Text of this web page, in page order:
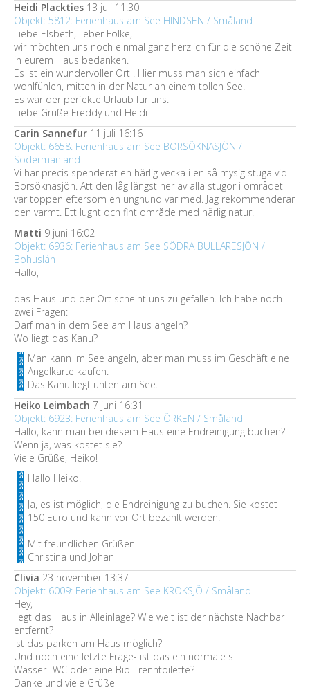
Heidi Plackties 13 juli 11:30
Objekt: 5812: Ferienhaus am See HINDSEN / Småland
Liebe Elsbeth, lieber Folke,
wir möchten uns noch einmal ganz herzlich für die schöne Zeit
in eurem Haus bedanken.
Es ist ein wundervoller Ort . Hier muss man sich einfach
wohlfühlen, mitten in der Natur an einem tollen See.
Es war der perfekte Urlaub für uns.
Liebe Grüße Freddy und Heidi
Carin Sannefur 11 juli 16:16
Objekt: 6658: Ferienhaus am See BORSÖKNASJÖN /
Södermanland
Vi har precis spenderat en härlig vecka i en så mysig stuga vid
Borsöknasjön. Att den låg längst ner av alla stugor i området
var toppen eftersom en unghund var med. Jag rekommenderar
den varmt. Ett lugnt och fint område med härlig natur.
Matti 9 juni 16:02
Objekt: 6936: Ferienhaus am See SÖDRA BULLARESJÖN /
Bohuslän
Hallo,
das Haus und der Ort scheint uns zu gefallen. Ich habe noch
zwei Fragen:
Darf man in dem See am Haus angeln?
Wo liegt das Kanu?
Man kann im See angeln, aber man muss im Geschäft eine
Angelkarte kaufen.
Das Kanu liegt unten am See.
Heiko Leimbach 7 juni 16:31
Objekt: 6923: Ferienhaus am See ÖRKEN / Småland
Hallo, kann man bei diesem Haus eine Endreinigung buchen?
Wenn ja, was kostet sie?
Viele Grüße, Heiko!
Hallo Heiko!
Ja, es ist möglich, die Endreinigung zu buchen. Sie kostet
150 Euro und kann vor Ort bezahlt werden.
Mit freundlichen Grüßen
Christina und Johan
Clivia 23 november 13:37
Objekt: 6009: Ferienhaus am See KROKSJÖ / Småland
Hey,
liegt das Haus in Alleinlage? Wie weit ist der nächste Nachbar
entfernt?
Ist das parken am Haus möglich?
Und noch eine letzte Frage- ist das ein normale s
Wasser- WC oder eine Bio-Trenntoilette?
Danke und viele Grüße